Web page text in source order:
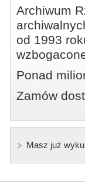
Archiwum
od 1993
Ponad
Zamów
Masz już